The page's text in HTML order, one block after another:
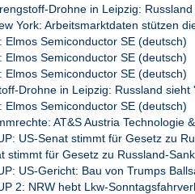
Drohne in Leipzig: Russland
York: Arbeitsmarktdaten stützen
Elmos Semiconductor SE (deutsch)
Elmos Semiconductor SE (deutsch)
Elmos Semiconductor SE (deutsch)
Drohne in Leipzig: Russland sieht
Elmos Semiconductor SE (deutsch)
AT&S Austria Technologie
US-Senat stimmt für Gesetz zu
stimmt für Gesetz zu Russland-
US-Gericht: Bau von Trumps
2: NRW hebt Lkw-